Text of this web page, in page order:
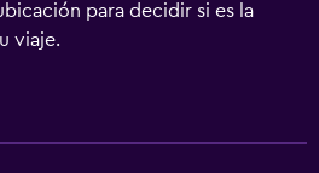
para decidir si es la
viaje.